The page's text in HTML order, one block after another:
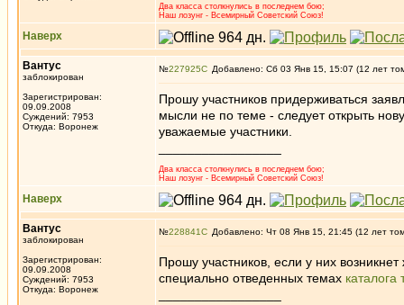
Два класса столкнулись в последнем бою;
Наш лозунг - Всемирный Советский Союз!
Наверх
Вантус
заблокирован
Зарегистрирован:
09.09.2008
Суждений: 7953
Откуда: Воронеж
№227925 Добавлено: Сб 03 Янв 15, 15:07 (12 лет
Прошу участников придерживаться
мысли не по теме - следует открыть
уважаемые участники.
Два класса столкнулись в последнем бою;
Наш лозунг - Всемирный Советский Союз!
Наверх
Вантус
заблокирован
Зарегистрирован:
09.09.2008
Суждений: 7953
Откуда: Воронеж
№228841 Добавлено: Чт 08 Янв 15, 21:45 (12 лет
Прошу участников, если у них
специально отведенных темах каталога